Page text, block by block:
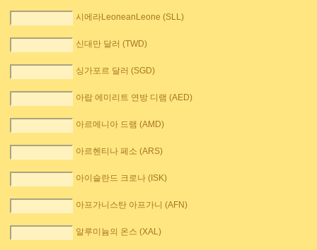
시에라LeoneanLeone (SLL)
신대만 달러 (TWD)
싱가포르 달러 (SGD)
아랍 에미리트 연방 디램 (AED)
아르메니아 드램 (AMD)
아르헨티나 페소 (ARS)
아이슬란드 크로나 (ISK)
아프가니스탄 아프가니 (AFN)
알루미늄의 온스 (XAL)